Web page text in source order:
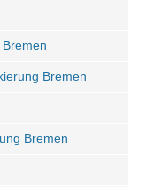
Bremen
Bremen